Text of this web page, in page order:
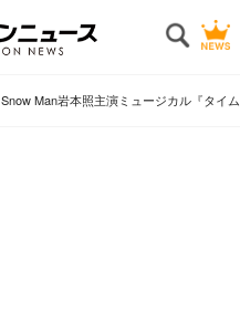
Snow Man岩本照主演ミュージカル『タイ